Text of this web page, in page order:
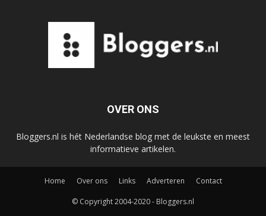
OVER ONS
Bloggers.nl is hét Nederlandse blog met de leukste en meest
informatieve artikelen.
Home Over ons Links Adverteren Contact
© Copyright 2004-2020 - Bloggers.nl